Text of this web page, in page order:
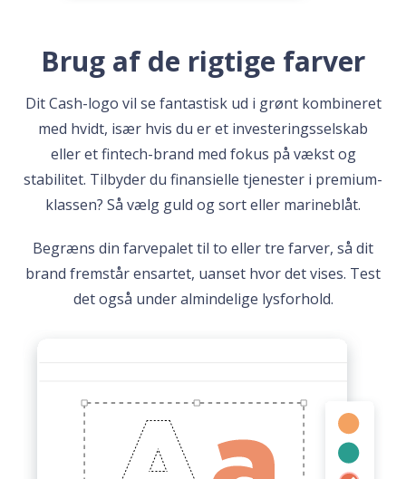
Brug af de rigtige farver
Dit Cash-logo vil se fantastisk ud i grønt kombineret
med hvidt, især hvis du er et investeringsselskab
eller et fintech-brand med fokus på vækst og
stabilitet. Tilbyder du finansielle tjenester i premium-
klassen? Så vælg guld og sort eller marineblåt.
Begræns din farvepalet til to eller tre farver, så dit
brand fremstår ensartet, uanset hvor det vises. Test
det også under almindelige lysforhold.